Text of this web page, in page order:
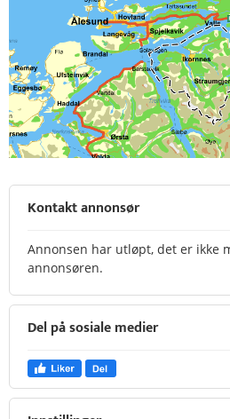
Kontakt annonsør
Annonsen har utløpt, det er ikke
annonsøren.
Del på sosiale medier